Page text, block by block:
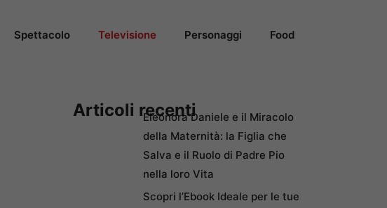
Spettacolo Televisione Personaggi Food
Articoli recentiEleonora Daniele e il Miracolo
della Maternità: la Figlia che
Salva e il Ruolo di Padre Pio
nella loro Vita
Scopri l’Ebook Ideale per le tue